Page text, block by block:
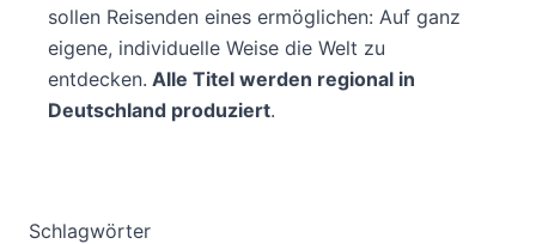
sollen Reisenden eines ermöglichen: Auf ganz
eigene, individuelle Weise die Welt zu
entdecken. Alle Titel werden regional in
Deutschland produziert.
Schlagwörter